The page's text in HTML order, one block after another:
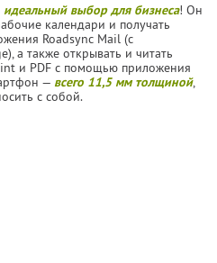
идеальный выбор для бизнеса! Он
календари и получать
Roadsync Mail (с
а также открывать и читать
и PDF с помощью приложения
— всего 11,5 мм толщиной,
с собой.